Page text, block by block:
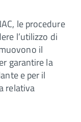
le procedure
l’utilizzo di
il
garantire la
e per il
relativa